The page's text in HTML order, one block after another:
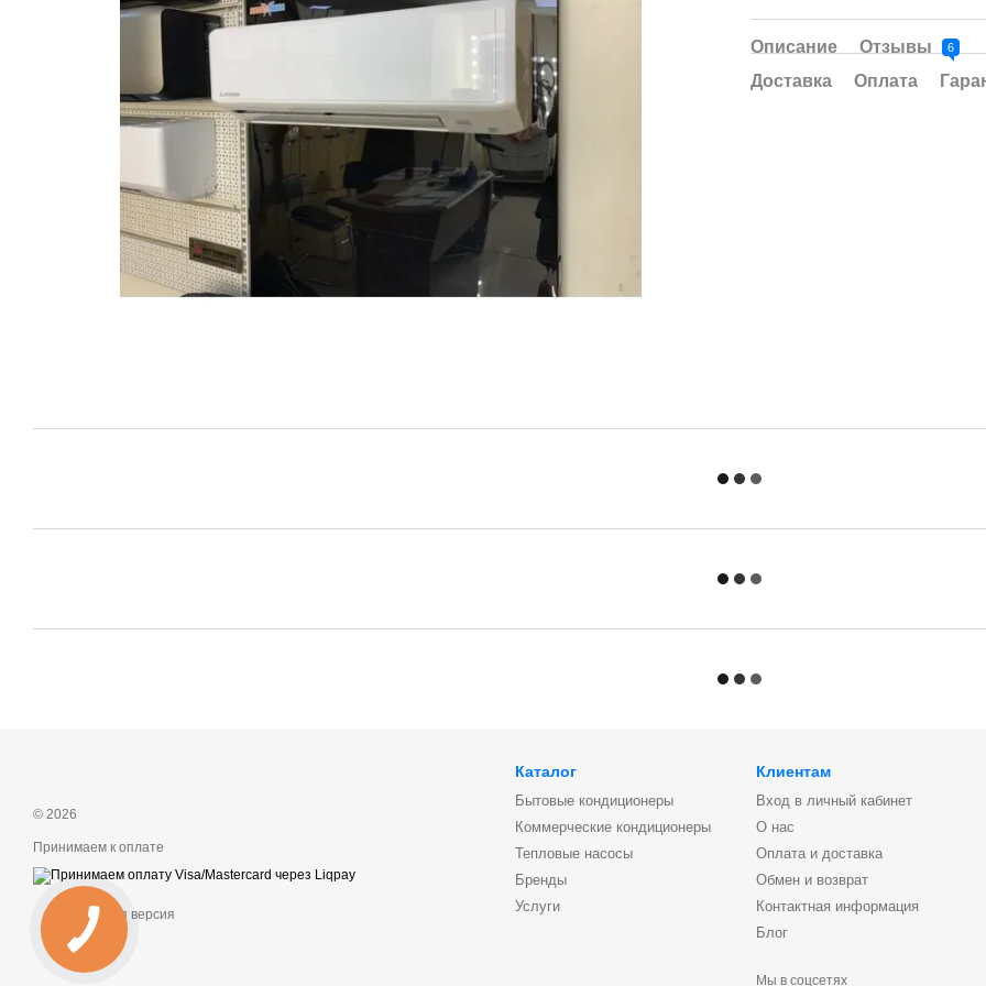
Описание Отзывы 6
Доставка Оплата
© 2026
Принимаем к оплате
Мобильная версия
Каталог
Бытовые кондиционеры
Коммерческие кондиционеры
Тепловые насосы
Бренды
Услуги
Клиентам
Вход в личный кабинет
О нас
Оплата и доставка
Обмен и возврат
Контактная информация
Блог
Мы в соцсетях